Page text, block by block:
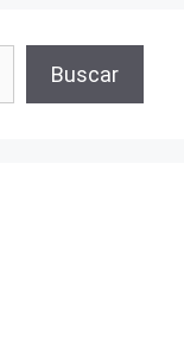
Buscar